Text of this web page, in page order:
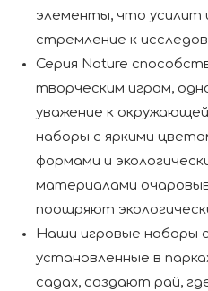
элементы, что усилит
стремление к
Серия Nature
творческим играм,
уважение к
наборы с яркими
формами и
материалами
поощряют
Наши игровые наборы
установленные в
садах, создают рай,